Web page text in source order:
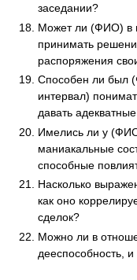
заседании?
Может ли (ФИО) в
принимать
распоряжения
Способен ли был
интервал)
давать
Имелись ли у
маниакальные
способные
Насколько
как оно
сделок?
Можно ли в
дееспособность,